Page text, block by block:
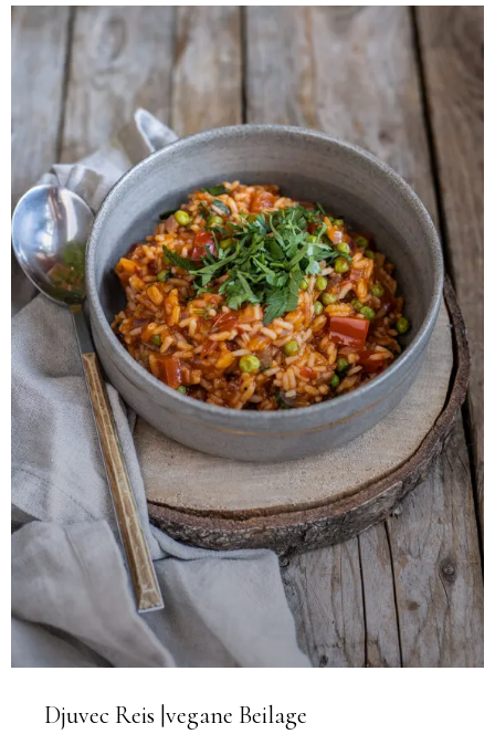
Djuvec Reis |vegane Beilage